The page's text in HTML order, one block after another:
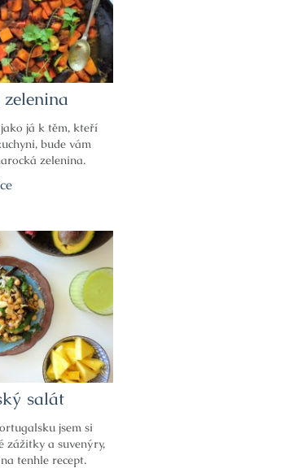
já k těm, kteří
bude vám
zelenina.
salát
jsem si
zážitky a suvenýry,
tenhle recept.